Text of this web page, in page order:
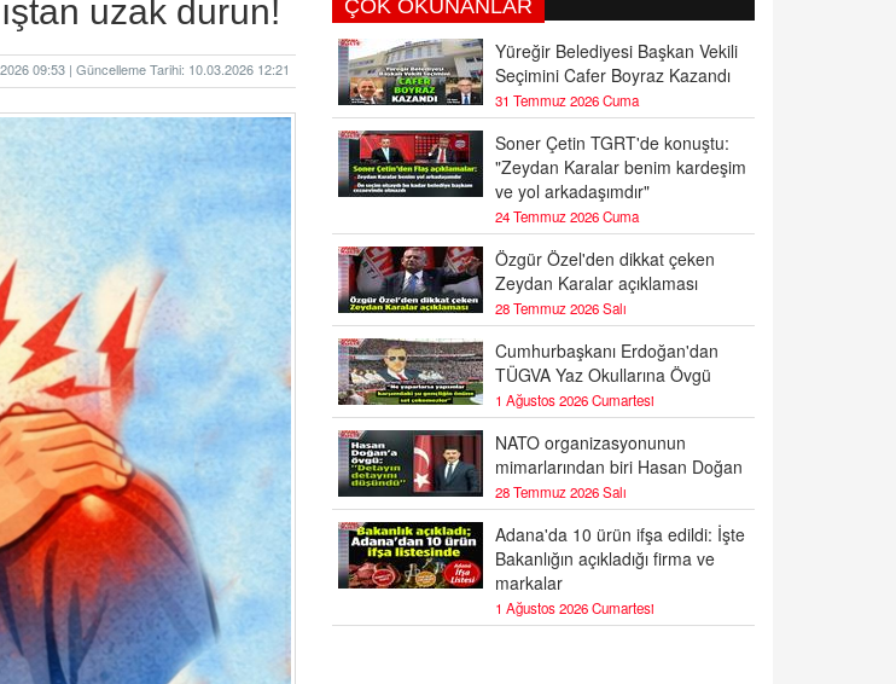
uzak durun!
09:53 | Güncelleme Tarihi: 10.03.2026 12:21
ÇOK OKUNANLAR
Yüreğir Belediyesi Başkan Vekili
Seçimini Cafer Boyraz Kazandı
31 Temmuz 2026 Cuma
Soner Çetin TGRT'de konuştu:
"Zeydan Karalar benim kardeşim
ve yol arkadaşımdır"
24 Temmuz 2026 Cuma
Özgür Özel'den dikkat çeken
Zeydan Karalar açıklaması
28 Temmuz 2026 Salı
Cumhurbaşkanı Erdoğan'dan
TÜGVA Yaz Okullarına Övgü
1 Ağustos 2026 Cumartesi
NATO organizasyonunun
mimarlarından biri Hasan Doğan
28 Temmuz 2026 Salı
Adana'da 10 ürün ifşa edildi: İşte
Bakanlığın açıkladığı firma ve
markalar
1 Ağustos 2026 Cumartesi